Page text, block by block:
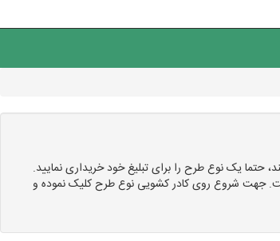
حتما یک نوع طرح را برای تبلیغ خود خریداری نمایید.
جهت شروع روی کادر کشویی نوع طرح کلیک نموده و